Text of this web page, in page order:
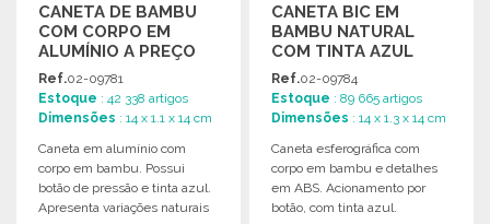
CANETA DE BAMBU
COM CORPO EM
ALUMÍNIO A PREÇO
GROSSISTA
Ref.02-09781
Estoque : 42 338 artigos
Dimensões : 14 x 1.1 x 14 cm
Caneta em alumínio com
corpo em bambu. Possui
botão de pressão e tinta azul.
Apresenta variações naturais
CANETA BIC EM
BAMBU NATURAL
COM TINTA AZUL
Ref.02-09784
Estoque : 89 665 artigos
Dimensões : 14 x 1.3 x 14 cm
Caneta esferográfica com
corpo em bambu e detalhes
em ABS. Acionamento por
botão, com tinta azul.